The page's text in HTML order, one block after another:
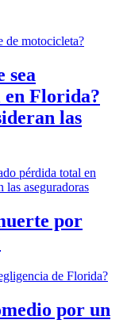
sea
en Florida?
las
por
por un